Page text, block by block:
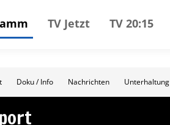
TV Jetzt TV 20:15
Doku / Info Nachrichten Unterhaltung